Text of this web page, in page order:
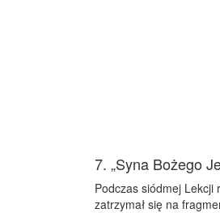
7. „Syna Bożego
Podczas siódmej Lekcji
zatrzymał się na